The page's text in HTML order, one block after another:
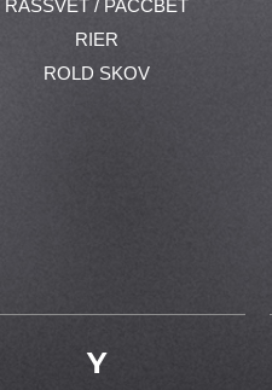
RASSVET / PACCBET
RIER
ROLD SKOV
Y